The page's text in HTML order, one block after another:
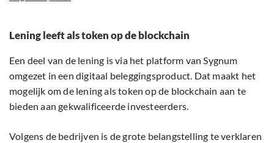
Lening leeft als token op de blockchain
Een deel van de lening is via het platform van Sygnum
omgezet in een digitaal beleggingsproduct. Dat maakt het
mogelijk om de lening als token op de blockchain aan te
bieden aan gekwalificeerde investeerders.
Volgens de bedrijven is de grote belangstelling te verklaren